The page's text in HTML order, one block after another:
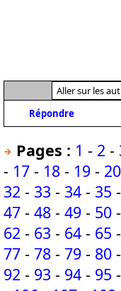
Répondre
Pages : 1 - 2 -
- 17 - 18 - 19 - 20
32 - 33 - 34 - 35 -
47 - 48 - 49 - 50 -
62 - 63 - 64 - 65 -
77 - 78 - 79 - 80 -
92 - 93 - 94 - 95 -